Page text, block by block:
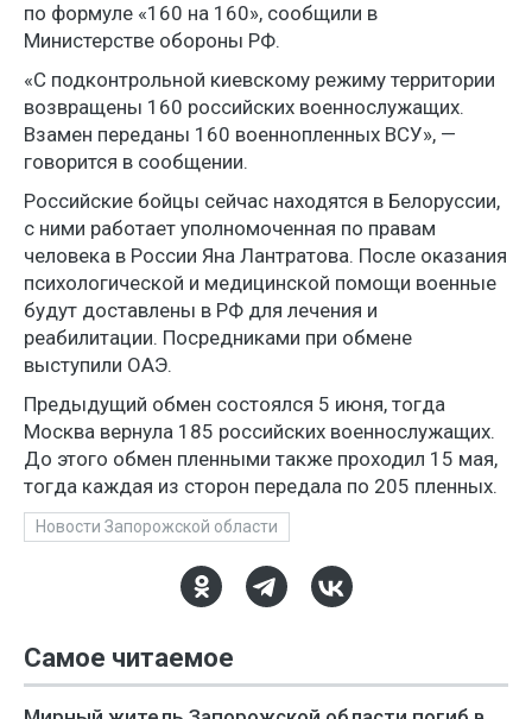
по формуле «160 на 160», сообщили в
Министерстве обороны РФ.
«С подконтрольной киевскому режиму территории
возвращены 160 российских военнослужащих.
Взамен переданы 160 военнопленных ВСУ», —
говорится в сообщении.
Российские бойцы сейчас находятся в Белоруссии,
с ними работает уполномоченная по правам
человека в России Яна Лантратова. После оказания
психологической и медицинской помощи военные
будут доставлены в РФ для лечения и
реабилитации. Посредниками при обмене
выступили ОАЭ.
Предыдущий обмен состоялся 5 июня, тогда
Москва вернула 185 российских военнослужащих.
До этого обмен пленными также проходил 15 мая,
тогда каждая из сторон передала по 205 пленных.
Новости Запорожской области
Самое читаемое